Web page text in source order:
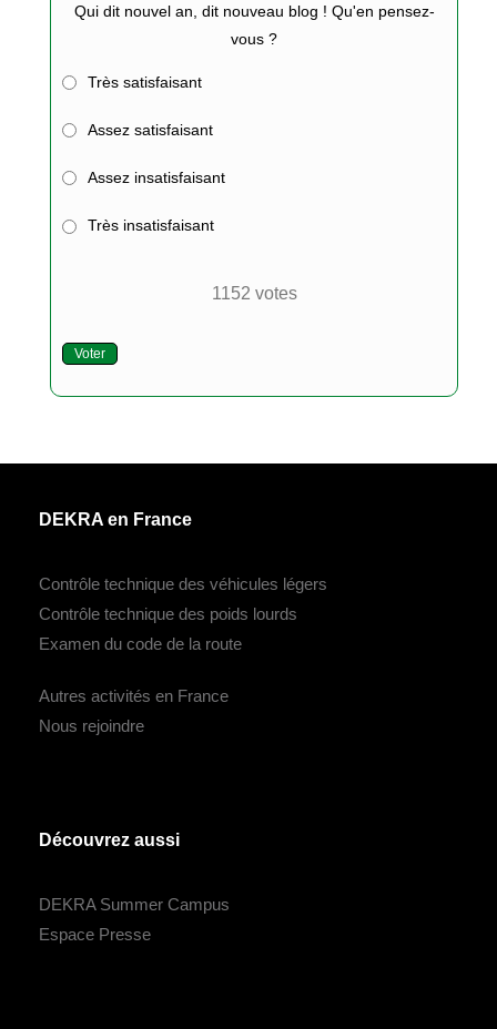
Qui dit nouvel an, dit nouveau blog ! Qu'en pensez-
vous ?
Très satisfaisant
Assez satisfaisant
Assez insatisfaisant
Très insatisfaisant
1152 votes
Voter
DEKRA en France
Contrôle technique des véhicules légers
Contrôle technique des poids lourds
Examen du code de la route
Autres activités en France
Nous rejoindre
Découvrez aussi
DEKRA Summer Campus
Espace Presse